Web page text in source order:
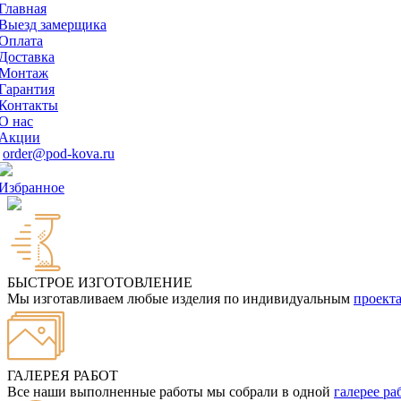
замерщика
нас
order@pod-kova.ru
БЫСТРОЕ ИЗГОТОВЛЕНИЕ
Мы изготавливаем любые изделия по индивидуальным
ГАЛЕРЕЯ РАБОТ
Все наши выполненные работы мы собрали в одной галерее